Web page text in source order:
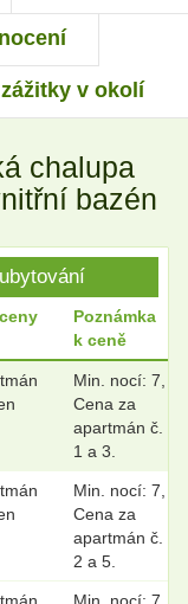
v okolí
chalupa
bazén
Poznámka
k ceně
Min. nocí: 7,
Cena za
apartmán č.
1 a 3.
Min. nocí: 7,
Cena za
apartmán č.
2 a 5.
Min. nocí: 7,